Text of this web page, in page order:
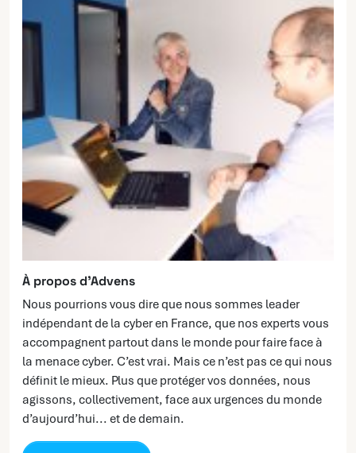
À propos d’Advens
Nous pourrions vous dire que nous sommes leader
indépendant de la cyber en France, que nos experts vous
accompagnent partout dans le monde pour faire face à
la menace cyber. C’est vrai. Mais ce n’est pas ce qui nous
définit le mieux. Plus que protéger vos données, nous
agissons, collectivement, face aux urgences du monde
d’aujourd’hui... et de demain.